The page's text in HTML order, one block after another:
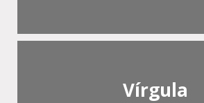
Vírgula